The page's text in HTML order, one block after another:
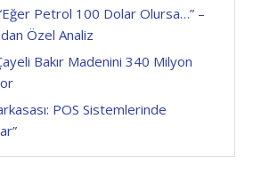
Petrol 100 Dolar Olursa…” –
Özel Analiz
Bakır Madenini 340 Milyon
POS Sistemlerinde